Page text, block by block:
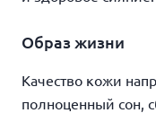
Образ жизни
Качество кожи
полноценный сон,